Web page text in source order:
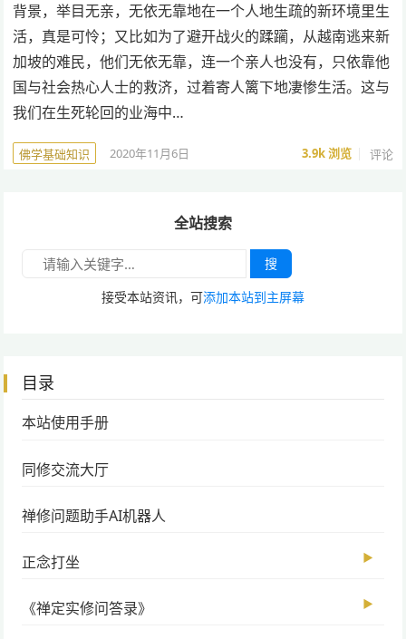
背景，举目无亲，无依无靠地在一个人地生疏的新环境里生
活，真是可怜；又比如为了避开战火的蹂躏，从越南逃来新
加坡的难民，他们无依无靠，连一个亲人也没有，只依靠他
国与社会热心人士的救济，过着寄人篱下地凄惨生活。这与
我们在生死轮回的业海中…
佛学基础知识 2020年11月6日 3.9k浏览 评论
全站搜索
搜
接受本站资讯，可添加本站到主屏幕
目录
本站使用手册
同修交流大厅
禅修问题助手AI机器人
正念打坐 ▶
《禅定实修问答录》 ▶